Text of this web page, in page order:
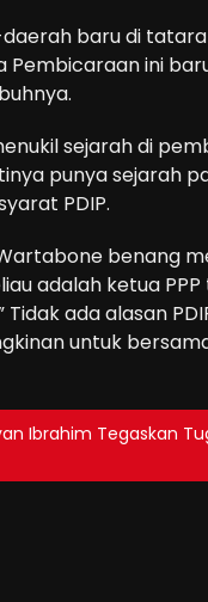
baru di
Pembicaraan ini
sejarah di
punya sejarah
PDIP.
benang
adalah ketua
Tidak ada alasan
untuk
Ibrahim Tegaskan